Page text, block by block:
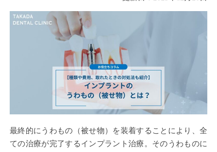
最終的にうわもの（被せ物）を装着することにより、全
ての治療が完了するインプラント治療。そのうわものに